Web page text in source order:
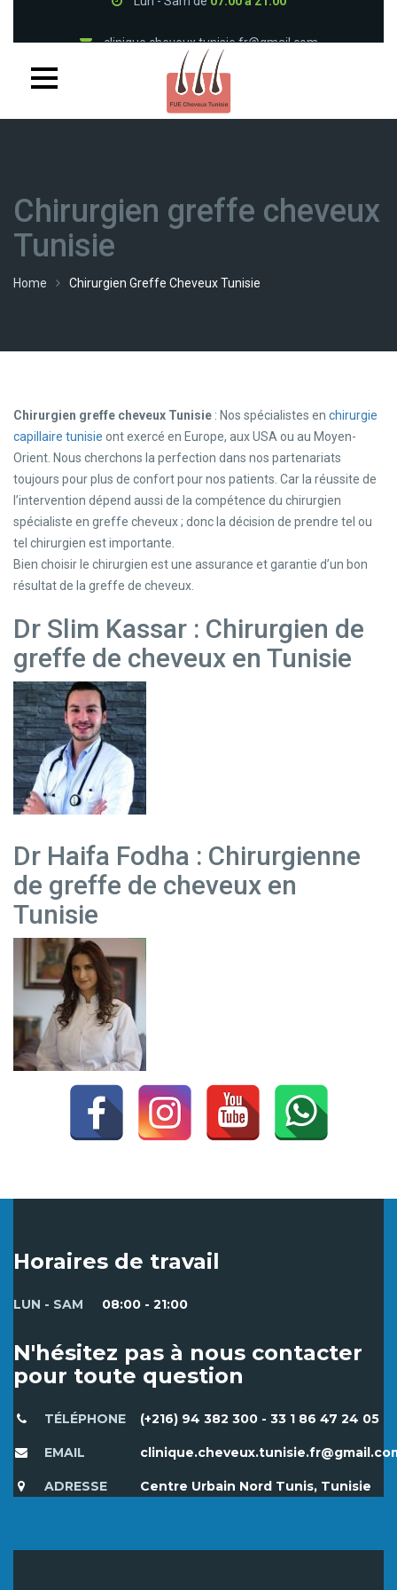
33 1 86 47 24 05
(+216) 94 382 300
Chirurgien greffe cheveux
Tunisie
Home Chirurgien Greffe Cheveux Tunisie
Chirurgien greffe cheveux Tunisie : Nos spécialistes en chirurgie
capillaire tunisie ont exercé en Europe, aux USA ou au Moyen-
Orient. Nous cherchons la perfection dans nos partenariats
toujours pour plus de confort pour nos patients. Car la réussite de
l’intervention dépend aussi de la compétence du chirurgien
spécialiste en greffe cheveux ; donc la décision de prendre tel ou
tel chirurgien est importante.
Bien choisir le chirurgien est une assurance et garantie d’un bon
résultat de la greffe de cheveux.
Dr Slim Kassar : Chirurgien de
greffe de cheveux en Tunisie
Dr Haifa Fodha : Chirurgienne
de greffe de cheveux en
Tunisie
Horaires de travail
LUN - SAM 08:00 - 21:00
N'hésitez pas à nous contacter
pour toute question
TÉLÉPHONE (+216) 94 382 300 - 33 1 86 47 24 05
EMAIL
ADRESSE Centre Urbain Nord Tunis, Tunisie